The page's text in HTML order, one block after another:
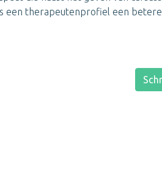
een therapeutenprofiel een